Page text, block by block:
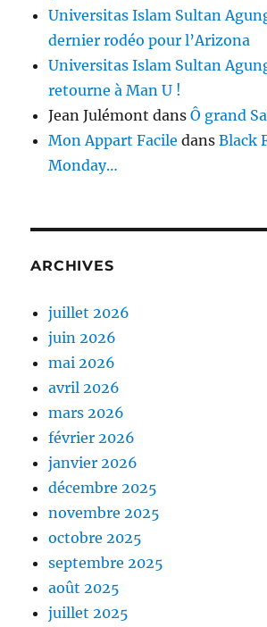
Universitas Islam Sultan
dernier rodéo pour l’Arizona
Universitas Islam Sultan
retourne à Man U !
Jean Julémont dansÔ grand
Mon Appart Facile dansBlack
Monday…
ARCHIVES
juillet 2026
juin 2026
mai 2026
avril 2026
mars 2026
février 2026
janvier 2026
décembre 2025
novembre 2025
octobre 2025
septembre 2025
août 2025
juillet 2025